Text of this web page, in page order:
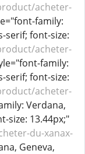
acheter-
family:
serif; font-size:
acheter-
family:
serif; font-size:
acheter-
Verdana,
size: 13.44px;"
du-xanax-
Geneva,